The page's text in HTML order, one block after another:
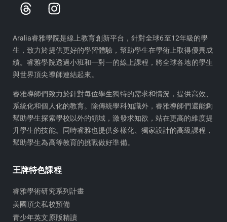
h
e
a
d
s
n
t
a
g
r
a
m
Aralia睿雅學院是線上教育創新平台，針對全球6至12年級的學
生，致力於提供更好的學習體驗，幫助學生在學術上取得優異成
績。睿雅學院透過小班和一對一的線上課程，將全球各地的學生
與世界頂尖導師連結起來。
睿雅導師們致力於針對每位學生獨特的需求和情況，提供高效、
系統化和個人化的教育。除傳統學科知識外，睿雅導師們還能夠
幫助學生探索學校以外的領域，激發求知欲，站在更高的維度提
升學生的技能。同時睿雅也提供多樣化、獨家設計的高級課程，
幫助學生為高等教育的挑戰做好準備。
王牌特色課程
睿雅學術研究系列計畫
美國頂尖私校預備
青少年英文原版精讀